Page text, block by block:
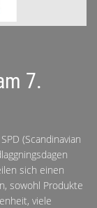
7.
(Scandinavian
sich einen
sowohl Produkte
viele